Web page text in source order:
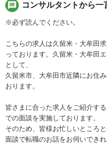
message コンサルタントから一
※必ず読んでください。
こちらの求人は久留米・大牟田
っております。久留米・大牟田
として、
久留米市、大牟田市近隣にお住
おります。
皆さまに合った求人をご紹介す
での面談を実施しております。
そのため、皆様お忙しいところ
面談で転職のお話をお伺いできれ